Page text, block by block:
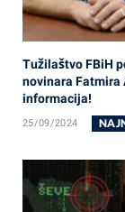
Tužilaštvo FBiH
novinara Fatmira
informacija!
25/09/2024